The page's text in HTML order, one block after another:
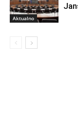
Aktualno